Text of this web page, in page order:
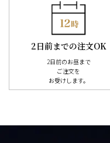
2日前までの注文OK
2日前のお昼まで
ご注文を
お受けします。